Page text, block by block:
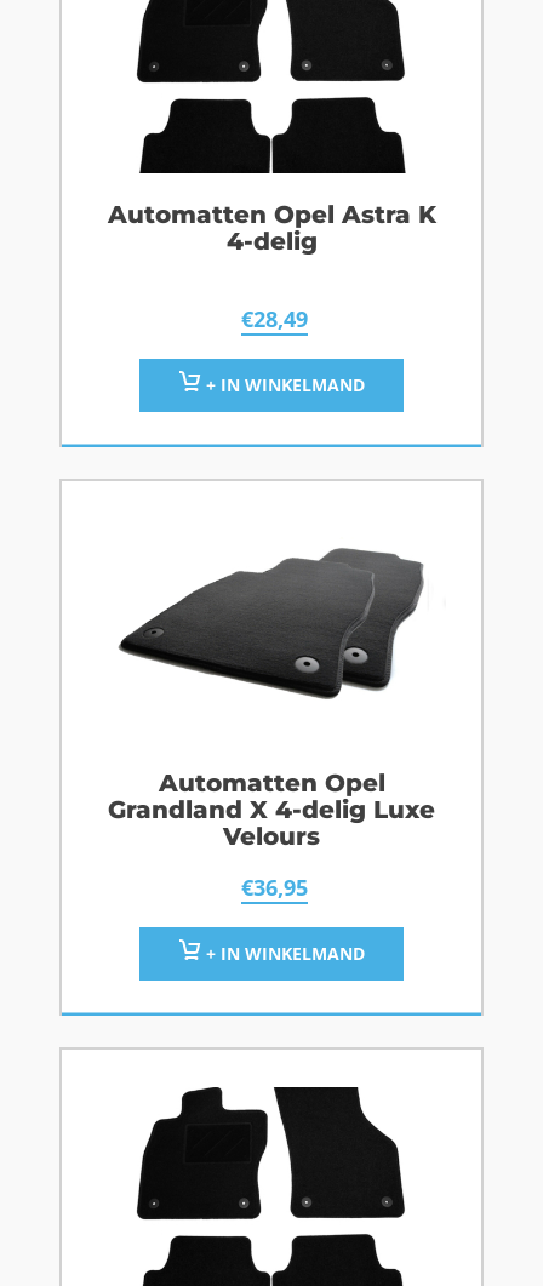
Automatten Opel Astra K
4-delig
€28,49
+ IN WINKELMAND
Automatten Opel
Grandland X 4-delig Luxe
Velours
€36,95
+ IN WINKELMAND